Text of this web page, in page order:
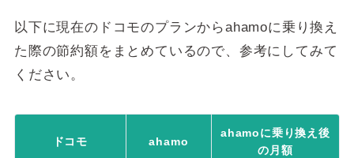
以下に現在のドコモのプランからahamoに乗り換え
た際の節約額をまとめているので、参考にしてみて
ください。
ドコモ ahamo
ahamoに乗り換え後
の月額